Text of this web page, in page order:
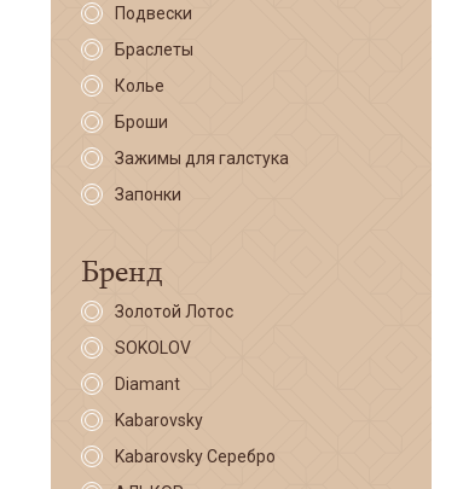
Подвески
Браслеты
Колье
Броши
Зажимы для галстука
Запонки
Бренд
Золотой Лотос
SOKOLOV
Diamant
Kabarovsky
Kabarovsky Серебро